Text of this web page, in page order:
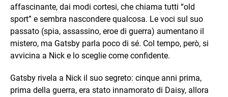
affascinante, dai modi cortesi, che chiama tutti “old
sport” e sembra nascondere qualcosa. Le voci sul suo
passato (spia, assassino, eroe di guerra) aumentano il
mistero, ma Gatsby parla poco di sé. Col tempo, però, si
avvicina a Nick e lo sceglie come confidente.
Gatsby rivela a Nick il suo segreto: cinque anni prima,
prima della guerra, era stato innamorato di Daisy, allora